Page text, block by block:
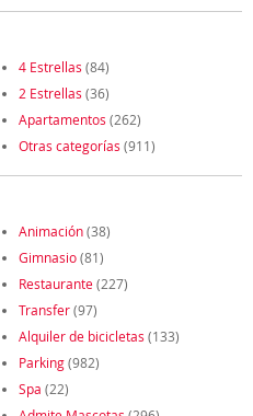
4 Estrellas (84)
2 Estrellas (36)
Apartamentos (262)
Otras categorías (911)
Animación(38)
Gimnasio(81)
Restaurante(227)
Transfer(97)
Alquiler de bicicletas (133)
Parking(982)
Spa (22)